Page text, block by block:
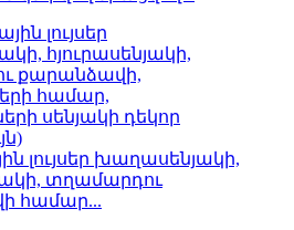
լույսեր խաղասենյակի,
տղամարդու
համար...